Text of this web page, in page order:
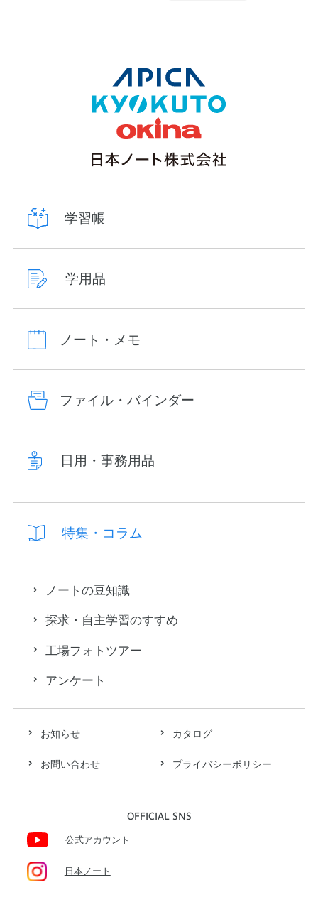
お知らせ カタログ
お問い合わせ プライバシーポリシー
OFFICIAL SNS
公式アカウント
日本ノート
学習帳
学用品
ノート・メモ
ファイル・バインダー
日用・事務用品
特集・コラム
ノートの豆知識
探求・自主学習のすすめ
工場フォトツアー
アンケート